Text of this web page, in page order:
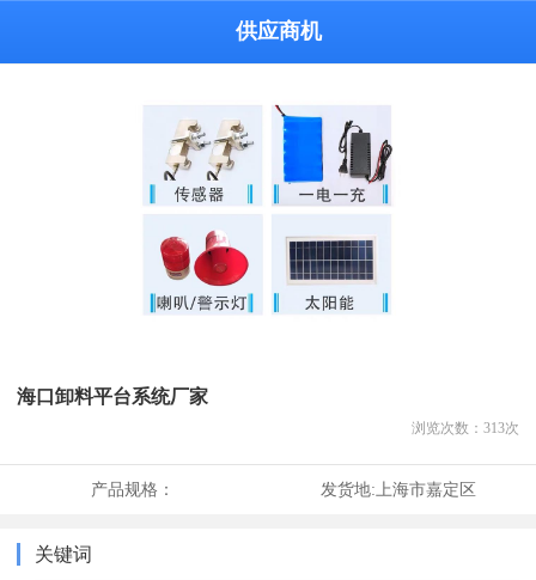
供应商机
海口卸料平台系统厂家
浏览次数： 313次
产品规格： 发货地:上海市嘉定区
关键词